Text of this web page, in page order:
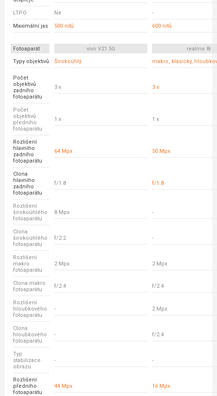
LTPO Ne -
Maximální jas 500 nitů 600 nitů
Fotoaparát vivo V21 5G
realme 8i
Typy objektivů
Širokoúhlý makro, klasický,
Počet
objektivů
zadního
fotoaparátu
3 x 3 x
Počet
objektivů
předního
fotoaparátu
1 x 1 x
Rozlišení
hlavního
zadního
fotoaparátu
64 Mpx 50 Mpx
Clona
hlavního
zadního
fotoaparátu
f/1.8 f/1.8
Rozlišení
širokoúhlého
fotoaparátu
8 Mpx -
Clona
širokoúhlého
fotoaparátu
f/2.2 -
Rozlišení
makro
fotoaparátu
2 Mpx 2 Mpx
Clona makro
fotoaparátu
f/2.4 f/2.4
Rozlišení
hloubkového
fotoaparátu
- 2 Mpx
Clona
hloubkového
fotoaparátu
- f/2.4
Typ
stabilizace
obrazu
- -
Rozlišení
předního
fotoaparátu
44 Mpx 16 Mpx